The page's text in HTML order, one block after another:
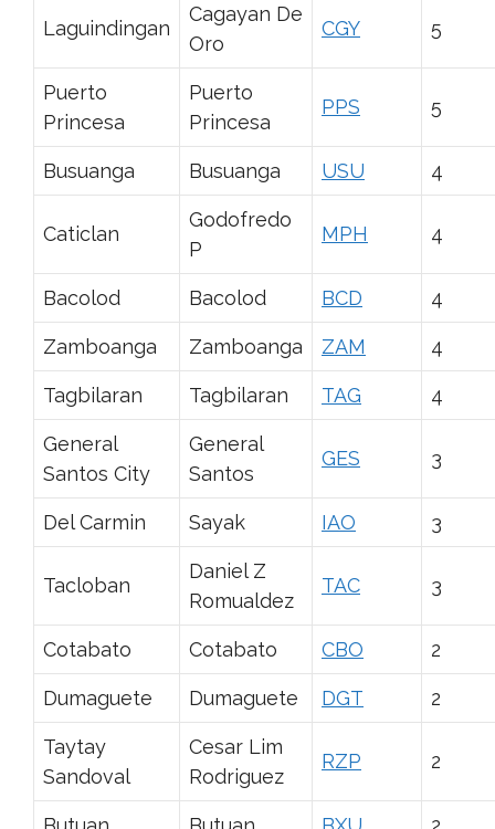
Laguindingan
Cagayan De
Oro
CGY 5
Puerto
Princesa
Puerto
Princesa
PPS 5
Busuanga Busuanga USU 4
Caticlan
Godofredo
P
MPH 4
Bacolod Bacolod BCD 4
Zamboanga Zamboanga ZAM 4
Tagbilaran Tagbilaran TAG 4
General
Santos City
General
Santos
GES 3
Del Carmin Sayak IAO 3
Tacloban
Daniel Z
Romualdez
TAC 3
Cotabato Cotabato CBO 2
Dumaguete Dumaguete DGT 2
Taytay
Sandoval
Cesar Lim
Rodriguez
RZP 2